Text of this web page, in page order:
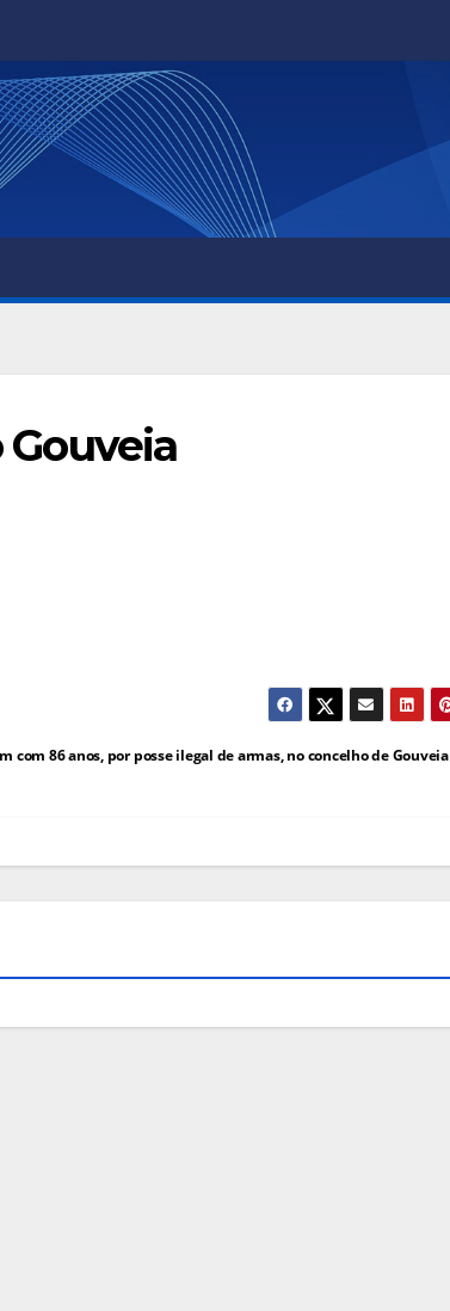
Gouveia
com 86 anos, por posse ilegal de armas, no concelho de Gouveia